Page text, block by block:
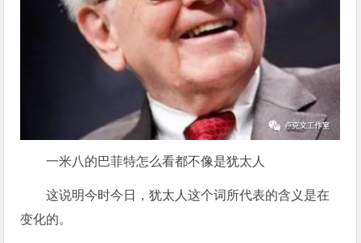
一米八的巴菲特怎么看都不像是犹太人
这说明今时今日，犹太人这个词所代表的含义是在
变化的。